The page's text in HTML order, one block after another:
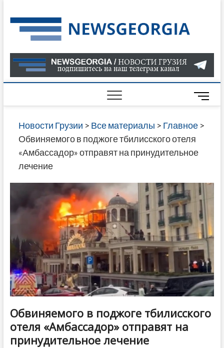
to
content
О
В
ГРУЗИИ
САЙТЕ
M
e
n
t
o
n
Новости Грузии > Все материалы > Главное>
Обвиняемого в поджоге тбилисского отеля
«Амбассадор» отправят на принудительное
лечение
Обвиняемого в поджоге тбилисского
отеля «Амбассадор» отправят на
принудительное лечение